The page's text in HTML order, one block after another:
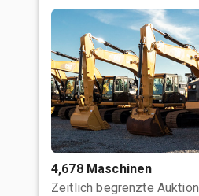
4,678 Maschinen
Zeitlich begrenzte Auktion